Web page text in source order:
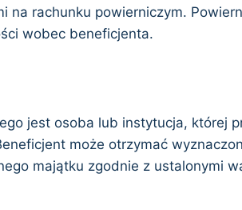
na rachunku powierniczym.
wobec beneficjenta.
jest osoba lub instytucja, której
może otrzymać
majątku zgodnie z ustalonymi